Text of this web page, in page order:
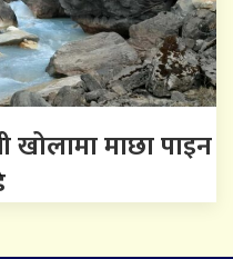
खोलामा माछा पाइन